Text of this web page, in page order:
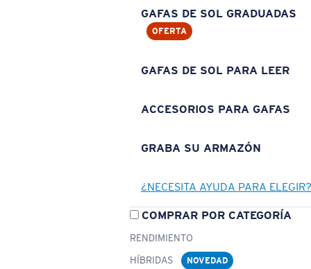
GAFAS DE SOL GRADUADAS
OFERTA
GAFAS DE SOL PARA LEER
ACCESORIOS PARA GAFAS
GRABA SU ARMAZÓN
¿NECESITA AYUDA PARA ELEGIR?
COMPRAR POR CATEGORÍA
RENDIMIENTO
HÍBRIDAS
NOVEDAD